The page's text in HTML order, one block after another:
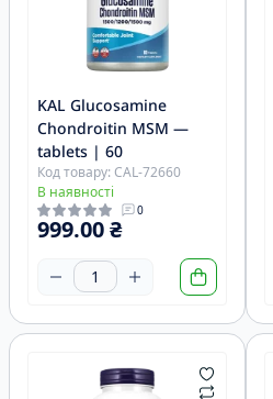
KAL Glucosamine
Chondroitin MSM —
tablets | 60
Код товару: CAL-72660
В наявності
0
999.00 ₴